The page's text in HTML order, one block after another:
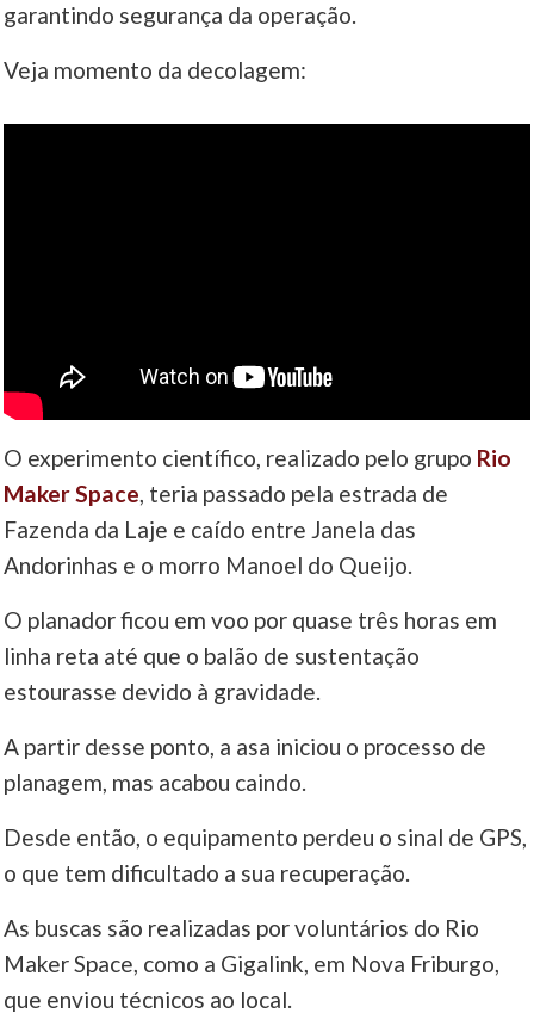
garantindo segurança da operação.
Veja momento da decolagem:
O experimento científico, realizado pelo grupo Rio
Maker Space, teria passado pela estrada de
Fazenda da Laje e caído entre Janela das
Andorinhas e o morro Manoel do Queijo.
O planador ficou em voo por quase três horas em
linha reta até que o balão de sustentação
estourasse devido à gravidade.
A partir desse ponto, a asa iniciou o processo de
planagem, mas acabou caindo.
Desde então, o equipamento perdeu o sinal de GPS,
o que tem dificultado a sua recuperação.
As buscas são realizadas por voluntários do Rio
Maker Space, como a Gigalink, em Nova Friburgo,
que enviou técnicos ao local.